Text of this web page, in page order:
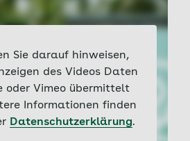
Sie darauf hinweisen,
des Videos Daten
oder Vimeo übermittelt
Informationen finden
Datenschutzerklärung.